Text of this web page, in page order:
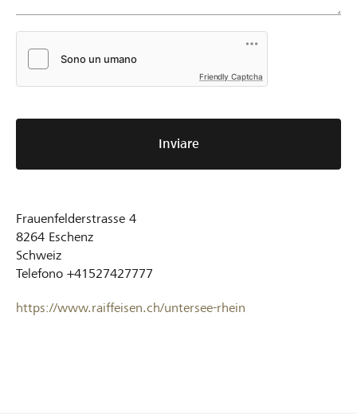
Friendly Captcha
Inviare
Frauenfelderstrasse 4
8264 Eschenz
Schweiz
Telefono +41527427777
https://www.raiffeisen.ch/untersee-rhein